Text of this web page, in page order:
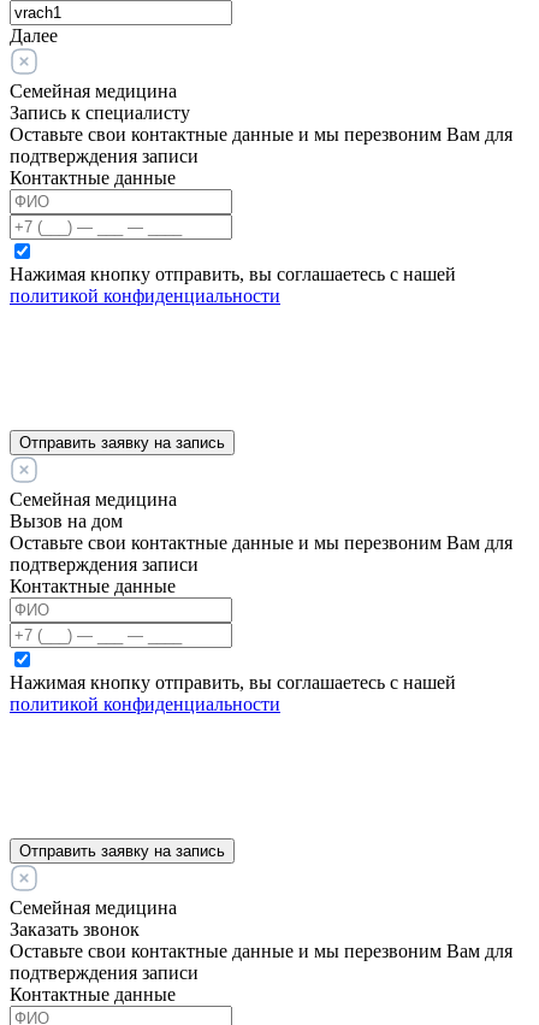
Далее
Семейная медицина
Запись к специалисту
Оставьте свои контактные данные и мы перезвоним Вам для
подтверждения записи
Контактные данные
Нажимая кнопку отправить, вы соглашаетесь с нашей
политикой конфиденциальности
Отправить заявку на запись
Семейная медицина
Вызов на дом
Оставьте свои контактные данные и мы перезвоним Вам для
подтверждения записи
Контактные данные
Нажимая кнопку отправить, вы соглашаетесь с нашей
политикой конфиденциальности
Отправить заявку на запись
Семейная медицина
Заказать звонок
Оставьте свои контактные данные и мы перезвоним Вам для
подтверждения записи
Контактные данные